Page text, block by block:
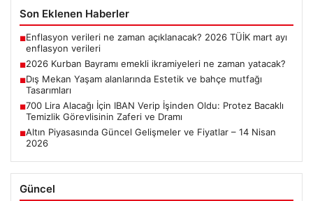
Son Eklenen Haberler
■Enflasyon verileri ne zaman açıklanacak? 2026 TÜİK mart ayı
enflasyon verileri
■2026 Kurban Bayramı emekli ikramiyeleri ne zaman yatacak?
■Dış Mekan Yaşam alanlarında Estetik ve bahçe mutfağı
Tasarımları
■700 Lira Alacağı İçin IBAN Verip İşinden Oldu: Protez Bacaklı
Temizlik Görevlisinin Zaferi ve Dramı
■Altın Piyasasında Güncel Gelişmeler ve Fiyatlar – 14 Nisan
2026
Güncel